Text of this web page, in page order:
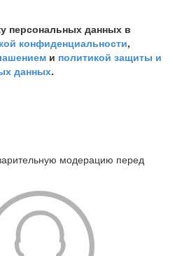
персональных данных в
конфиденциальности,
и политикой защиты и
данных.
модерацию перед